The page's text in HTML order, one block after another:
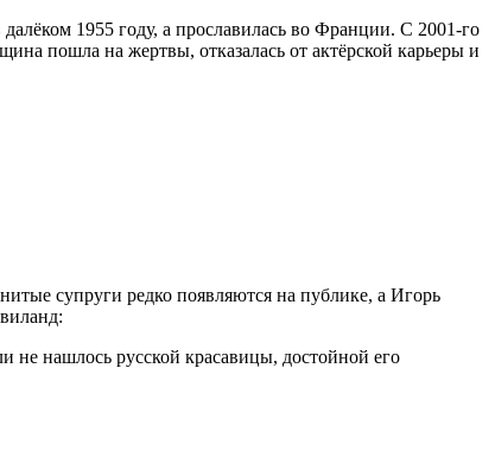
1955 году, а прославилась во Франции. С 2001-го
пошла на жертвы, отказалась от актёрской карьеры и
супруги редко появляются на публике, а Игорь
нашлось русской красавицы, достойной его